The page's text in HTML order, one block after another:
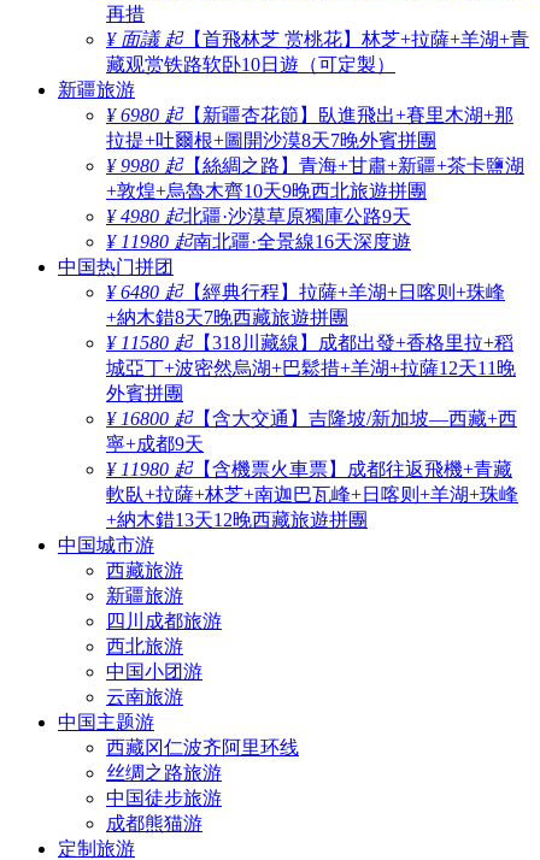
再措
¥ 面議 起【首飛林芝 赏桃花】林芝+拉薩+羊湖+青
藏观赏铁路软卧10日遊（可定製）
新疆旅游
¥ 6980 起【新疆杏花節】臥進飛出+賽里木湖+那
拉提+吐爾根+圖開沙漠8天7晚外賓拼團
¥ 9980 起【絲綢之路】青海+甘肅+新疆+茶卡鹽湖
+敦煌+烏魯木齊10天9晚西北旅遊拼團
¥ 4980 起北疆·沙漠草原獨庫公路9天
¥ 11980 起南北疆·全景線16天深度遊
中国热门拼团
¥ 6480 起【經典行程】拉薩+羊湖+日喀则+珠峰
+納木錯8天7晚西藏旅遊拼團
¥ 11580 起【318川藏線】成都出發+香格里拉+稻
城亞丁+波密然烏湖+巴鬆措+羊湖+拉薩12天11晚
外賓拼團
¥ 16800 起【含大交通】吉隆坡/新加坡—西藏+西
寧+成都9天
¥ 11980 起【含機票火車票】成都往返飛機+青藏
軟臥+拉薩+林芝+南迦巴瓦峰+日喀则+羊湖+珠峰
+納木錯13天12晚西藏旅遊拼團
中国城市游
西藏旅游
新疆旅游
四川成都旅游
西北旅游
中国小团游
云南旅游
中国主题游
西藏冈仁波齐阿里环线
丝绸之路旅游
中国徒步旅游
成都熊猫游
定制旅游